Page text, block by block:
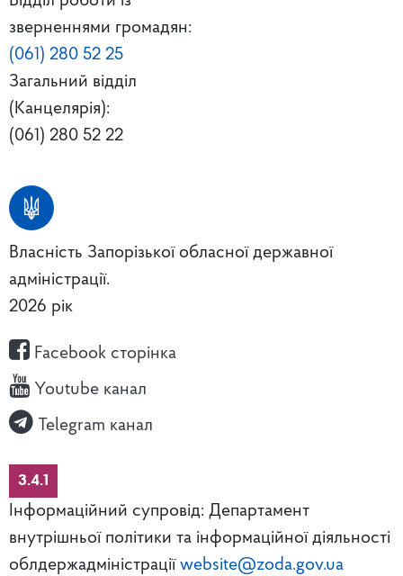
зверненнями громадян:
(061) 280 52 25
Загальний відділ
(Канцелярія):
(061) 280 52 22
Власність Запорізької обласної державної
адміністрації.
2026 рік
Facebook сторінка
Youtube канал
Telegram канал
3.4.1
Інформаційний супровід: Департамент
внутрішньої політики та інформаційної діяльності
облдержадміністрації website@zoda.gov.ua